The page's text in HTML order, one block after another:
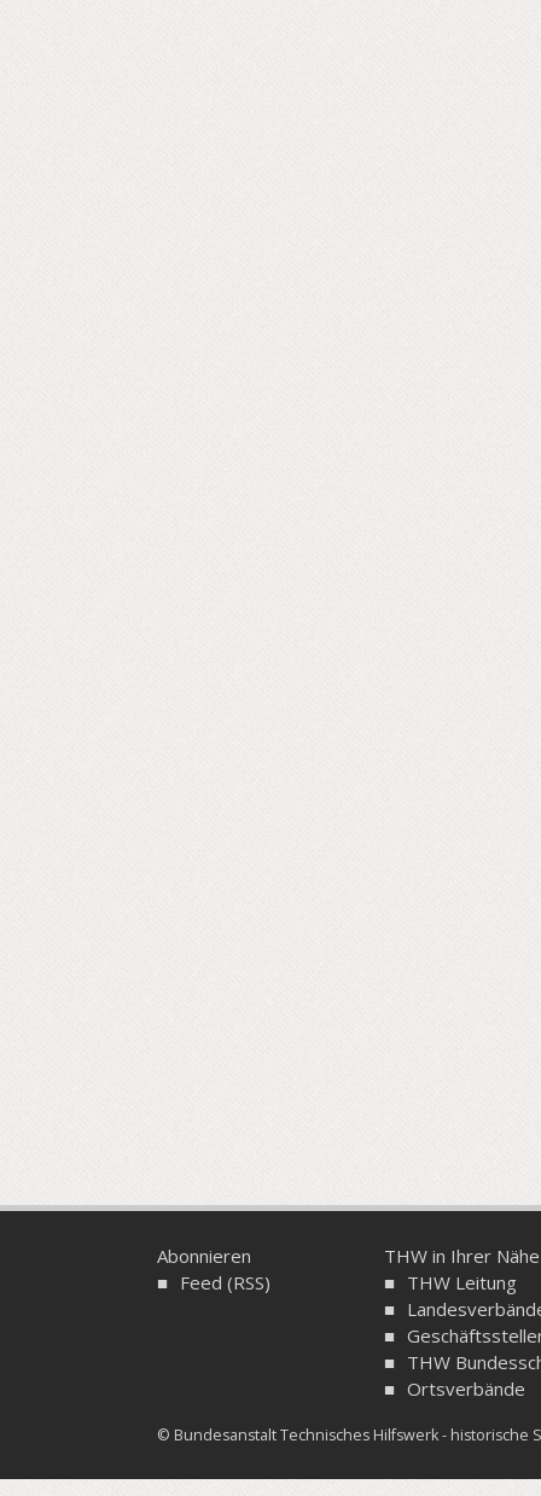
Abonnieren
Feed (RSS)
THW in Ihrer Nähe
THW Leitung
THW
Ortsverbände
© Bundesanstalt Technisches Hilfswerk - historische